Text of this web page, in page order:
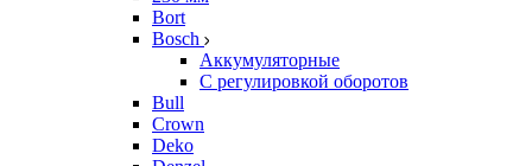
Bort
Bosch
Аккумуляторные
С регулировкой оборотов
Bull
Crown
Deko